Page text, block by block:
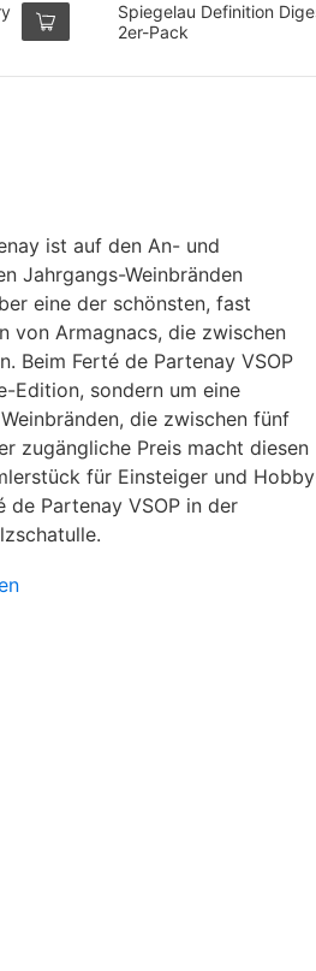
Spiegelau Definition
2er-Pack
ist auf den An- und
Jahrgangs-Weinbränden
eine der schönsten, fast
von Armagnacs, die zwischen
Beim Ferté de Partenay VSOP
Edition, sondern um eine
die zwischen fünf
zugängliche Preis macht diesen
für Einsteiger und
de Partenay VSOP in der